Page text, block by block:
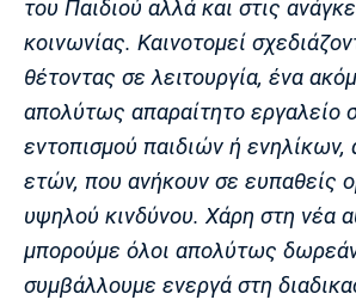
του Παιδιού αλλά και στις
κοινωνίας. Καινοτομεί
θέτοντας σε λειτουργία, ένα
απολύτως απαραίτητο εργαλείο
εντοπισμού παιδιών ή
ετών, που ανήκουν σε ευπαθείς
υψηλού κινδύνου. Χάρη στη νέα
μπορούμε όλοι απολύτως
συμβάλλουμε ενεργά στη